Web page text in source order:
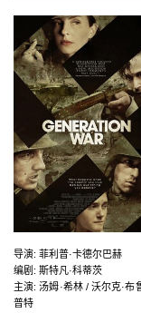
导演: 菲利普·卡德尔巴赫
编剧 : 斯特凡·科蒂茨
主演:汤姆·希林 / 沃尔克·布
普特